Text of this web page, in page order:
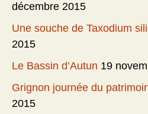
décembre 2015
Une souche de Taxodium
2015
Le Bassin d’Autun 19
Grignon journée du
2015